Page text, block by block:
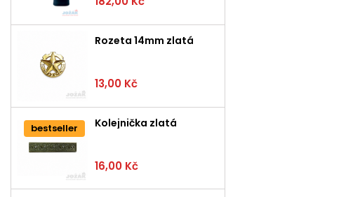
Rozeta 14mm zlatá
13,00 Kč
bestseller Kolejnička zlatá
16,00 Kč